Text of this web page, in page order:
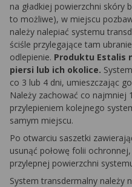
na gładkiej powierzchni skóry
to możliwe), w miejscu
należy nalepiać systemu
ściśle przylegające tam
odlepienie. Produktu Estalis
piersi lub ich okolice.
co 3 lub 4 dni, umieszczając
Należy zachować co najmniej
przylepieniem kolejnego
samym miejscu.
Po otwarciu saszetki
usunąć połowę folii
przylepnej powierzchni
System transdermalny należy